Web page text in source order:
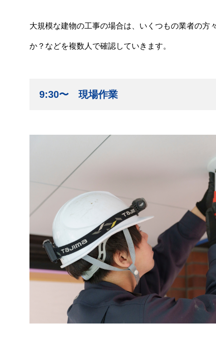
大規模な建物の工事の場合は、いくつもの業者の方
か？などを複数人で確認していきます。
9:30〜 現場作業